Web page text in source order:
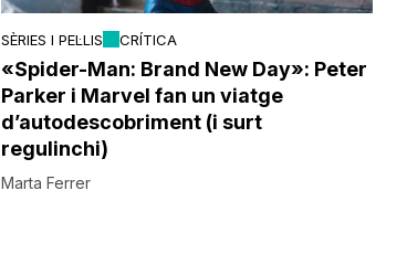
SÈRIES I PEL·LIS CRÍTICA
«Spider-Man: Brand New Day»: Peter
Parker i Marvel fan un viatge
d’autodescobriment (i surt
regulinchi)
Marta Ferrer